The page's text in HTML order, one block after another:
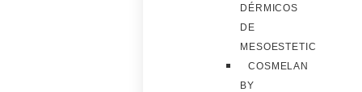
DÉRMICOS
DE
MESOESTETIC
COSMELAN
BY